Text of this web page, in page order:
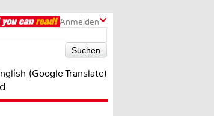
Anmelden
(Google Translate)